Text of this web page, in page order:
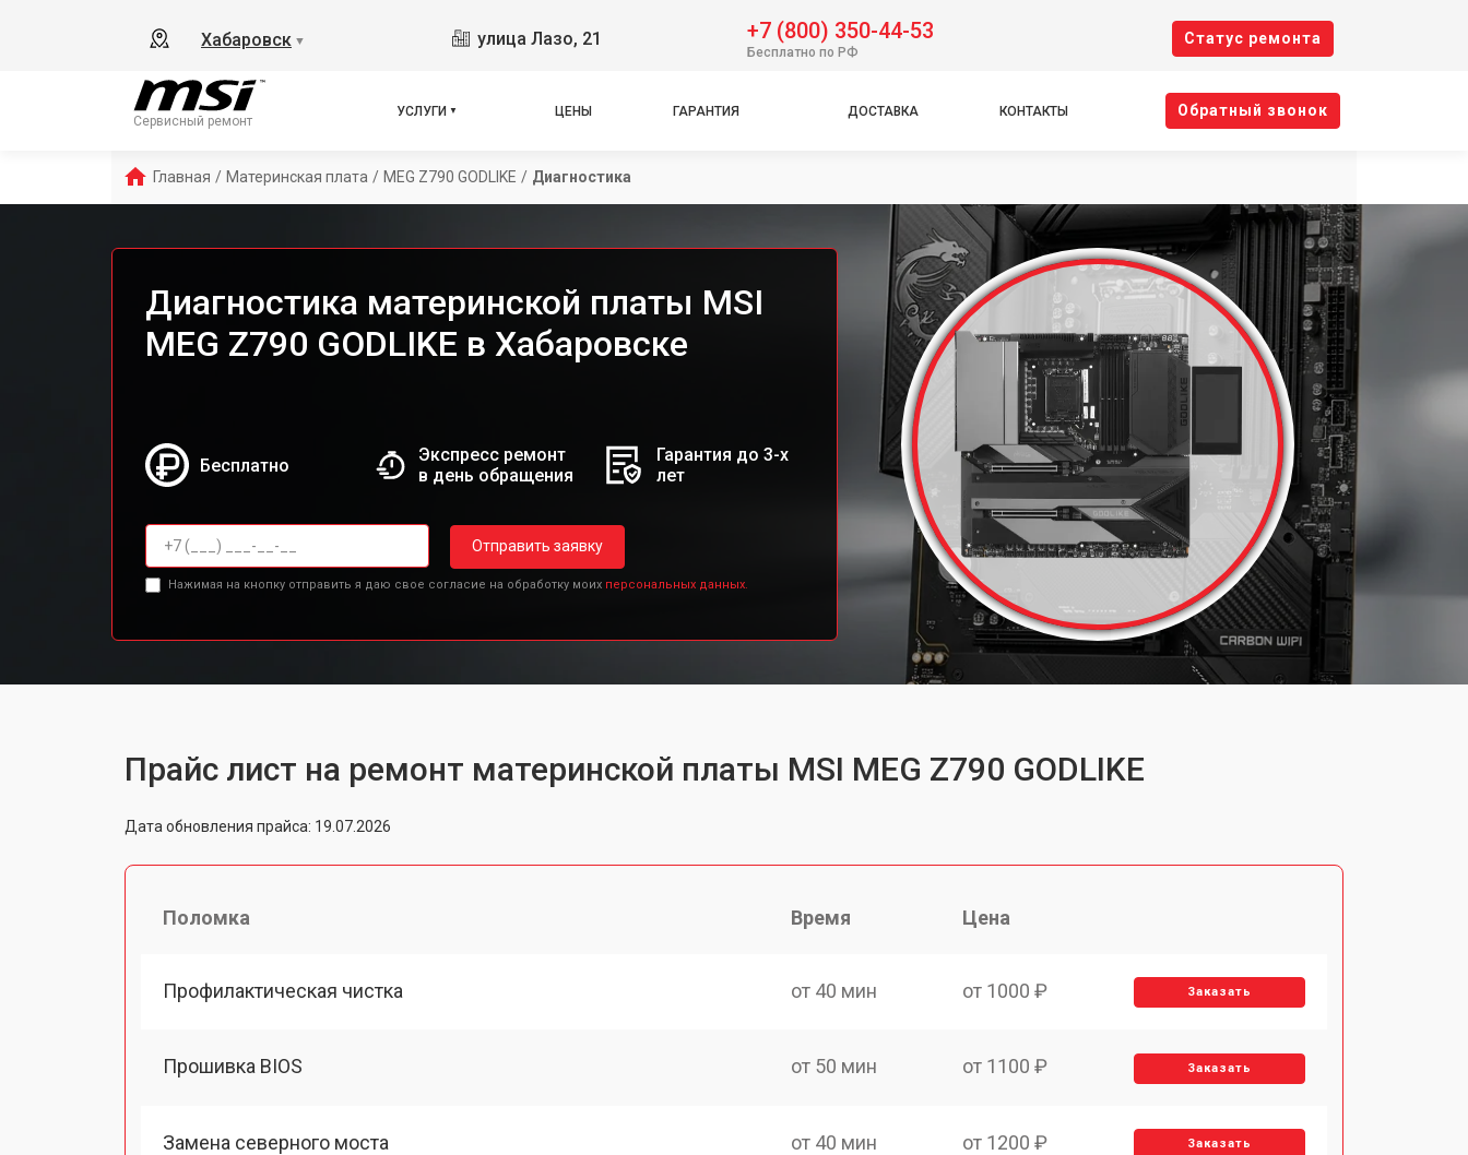
Хабаровск ▼ улица Лазо, 21 +7 (800) 350-44-53
Бесплатно по РФ
Cтатус ремонта
Сервисный ремонт
УСЛУГИ ЦЕНЫ ГАРАНТИЯ ДОСТАВКА КОНТАКТЫ Oбратный звонок
Главная / Материнская плата / MEG Z790 GODLIKE / Диагностика
Диагностика материнской платы MSI
MEG Z790 GODLIKE в Хабаровске
Бесплатно
Экспресс ремонт
в день обращения
Гарантия до 3-х
лет
Отправить заявку
Нажимая на кнопку отправить я даю свое согласие на обработку моих персональных данных.
Прайс лист на ремонт материнской платы MSI MEG Z790 GODLIKE
Дата обновления прайса: 19.07.2026
Поломка Время Цена
Профилактическая чистка от 40 мин от 1000 ₽ Заказать
Прошивка BIOS от 50 мин от 1100 ₽ Заказать
Замена северного моста от 40 мин от 1200 ₽ Заказать